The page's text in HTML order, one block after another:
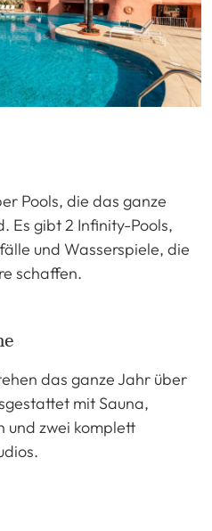
Pools, die das ganze
Es gibt 2 Infinity-Pools,
und Wasserspiele, die
schaffen.
das ganze Jahr über
mit Sauna,
und zwei komplett